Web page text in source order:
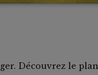
Découvrez le plan